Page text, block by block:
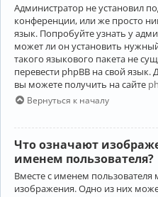
Администратор не установил
конференции, или же просто
язык. Попробуйте узнать у
может ли он установить
такого языкового пакета не
перевести phpBB на свой
вы можете получить на сайте
Вернуться к началу
Что означают
именем пользователя?
Вместе с именем пользователя
изображения. Одно из них